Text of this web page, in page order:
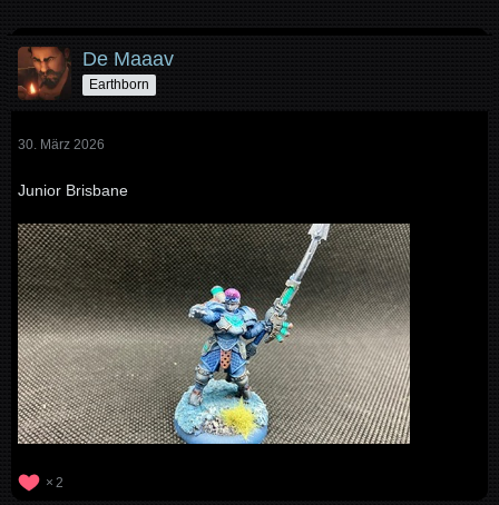
De Maaav
Earthborn
30. März 2026
Junior Brisbane
2